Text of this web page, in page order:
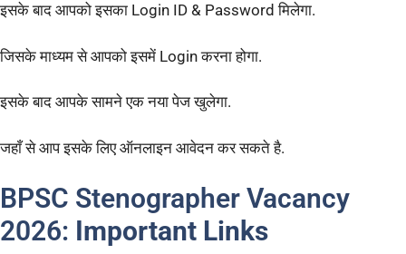
इसके बाद आपको इसका Login ID & Password मिलेगा.
जिसके माध्यम से आपको इसमें Login करना होगा.
इसके बाद आपके सामने एक नया पेज खुलेगा.
जहाँ से आप इसके लिए ऑनलाइन आवेदन कर सकते है.
BPSC Stenographer Vacancy
2026: Important Links